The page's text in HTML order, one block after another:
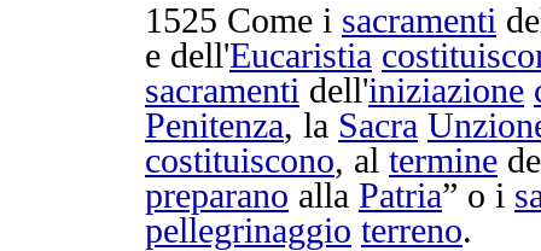
1525 Come i sacramenti
e dell'Eucaristia
sacramenti dell'iniziazione
Penitenza, la Sacra
costituiscono, al termine
preparano alla Patria” o i
pellegrinaggio terreno.